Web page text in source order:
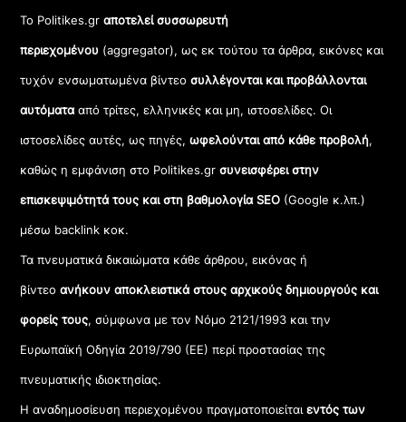
Το Politikes.grαποτελεί συσσωρευτή
περιεχομένου (aggregator), ως εκ τούτου τα άρθρα, εικόνες και
τυχόν ενσωματωμένα βίντεοσυλλέγονται και προβάλλονται
αυτόματααπό τρίτες, ελληνικές και μη, ιστοσελίδες. Οι
ιστοσελίδες αυτές, ως πηγές,ωφελούνται από κάθε προβολή,
καθώς η εμφάνιση στο Politikes.gr συνεισφέρει στην
επισκεψιμότητά τους και στη βαθμολογία SEO (Google κ.λπ.)
μέσω backlink κοκ.
Τα πνευματικά δικαιώματα κάθε άρθρου, εικόνας ή
βίντεοανήκουν αποκλειστικά στους αρχικούς δημιουργούς και
φορείς τους, σύμφωνα με τον Νόμο 2121/1993 και την
Ευρωπαϊκή Οδηγία 2019/790 (ΕΕ) περί προστασίας της
πνευματικής ιδιοκτησίας.
Η αναδημοσίευση περιεχομένου πραγματοποιείταιεντός των